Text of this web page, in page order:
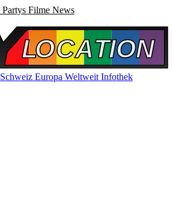
Partys Filme News
Schweiz Europa Weltweit Infothek